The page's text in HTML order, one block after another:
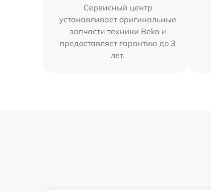
Сервисный центр
устанавливает оригинальные
запчасти техники Beko и
предоставляет гарантию до 3
лет.